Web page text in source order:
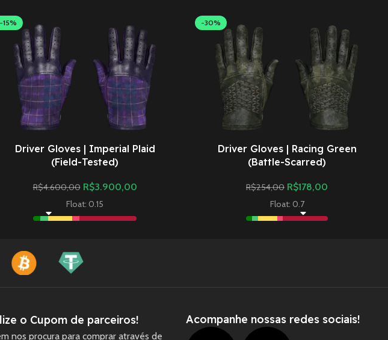
-15%
Driver Gloves | Imperial Plaid
(Field-Tested)
R$4.600,00 R$3.900,00
Float: 0.15
-30%
Driver Gloves | Racing Green
(Battle-Scarred)
R$254,00 R$178,00
Float: 0.7
o Cupom de parceiros!
nos procura para comprar através de
Acompanhe nossas redes sociais!